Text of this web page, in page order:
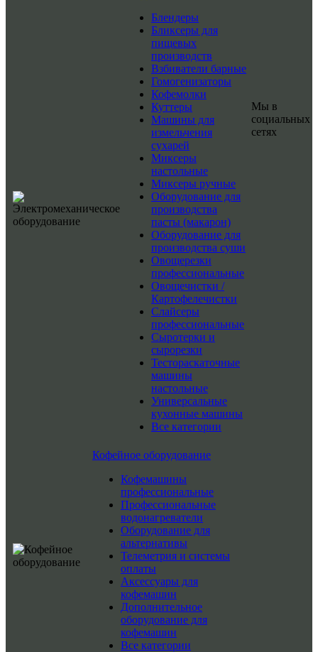
Блендеры
Бликсеры для
пищевых
производств
Взбиватели барные
Гомогенизаторы
Кофемолки
Куттеры
Машины для
измельчения
сухарей
Миксеры
настольные
Миксеры ручные
Оборудование для
производства
пасты (макарон)
Оборудование для
производства суши
Овощерезки
профессиональные
Овощечистки /
Картофелечистки
Слайсеры
профессиональные
Сыротерки и
сырорезки
Тестораскаточные
машины
настольные
Универсальные
кухонные машины
Все категории
Кофейное оборудование
Кофемашины
профессиональные
Профессиональные
водонагреватели
Оборудование для
альтернативы
Телеметрия и системы
оплаты
Аксессуары для
кофемашин
Дополнительное
оборудование для
кофемашин
Все категории
Мы в
социальных
сетях